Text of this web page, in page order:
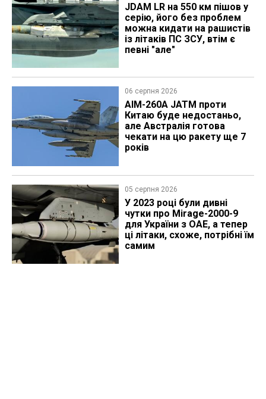
JDAM LR на 550 км пішов у
серію, його без проблем
можна кидати на рашистів
із літаків ПС ЗСУ, втім є
певні "але"
06 серпня 2026
AIM-260A JATM проти
Китаю буде недостаньо,
але Австралія готова
чекати на цю ракету ще 7
років
05 серпня 2026
У 2023 році були дивні
чутки про Mirage-2000-9
для України з ОАЕ, а тепер
ці літаки, схоже, потрібні їм
самим